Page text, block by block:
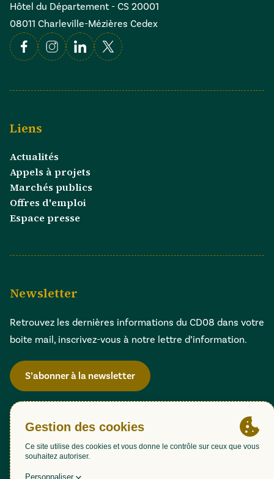
Hôtel du Département - CS 20001
08011 Charleville-Mézières Cedex
FacebookInstagramLinkedin
X
Liens
Actualités
Appels à projets
Marchés publics
Offres d'emploi
Espace presse
Newsletter
Retrouvez les dernières informations du CD08 dans votre
boite mail, inscrivez-vous à notre lettre d’information.
S’abonner à la newsletter
Gestion des cookies
Accessibilité : partiellement conforme (98,51%)
Mentions légales
Politique de confidentialité